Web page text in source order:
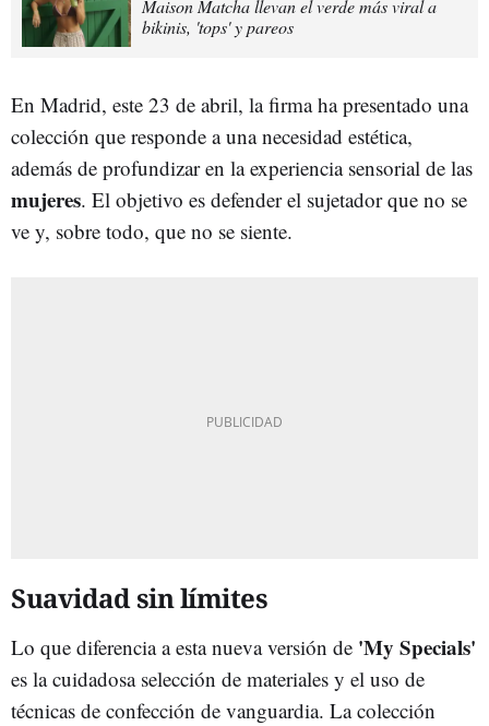
Maison Matcha llevan el verde más viral a
bikinis, 'tops' y pareos
En Madrid, este 23 de abril, la firma ha presentado una
colección que responde a una necesidad estética,
además de profundizar en la experiencia sensorial de las
mujeres. El objetivo es defender el sujetador que no se
ve y, sobre todo, que no se siente.
Suavidad sin límites
Lo que diferencia a esta nueva versión de 'My Specials'
es la cuidadosa selección de materiales y el uso de
técnicas de confección de vanguardia. La colección